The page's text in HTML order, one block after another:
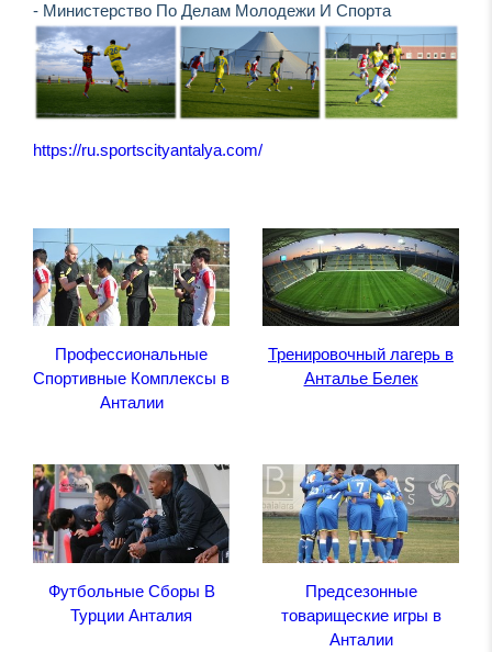
- Министерство По Делам Молодежи И Спорта
https://ru.sportscityantalya.com/
Профессиональные
Спортивные Комплексы в
Анталии
Тренировочный лагерь в
Анталье Белек
Футбольные Сборы В
Турции Анталия
Предсезонные
товарищеские игры в
Анталии